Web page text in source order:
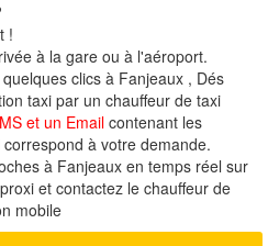
!
à la gare ou à l'aéroport.
clics à Fanjeaux , Dés
taxi par un chauffeur de taxi
et un Email contenant les
à votre demande.
à Fanjeaux en temps réel sur
et contactez le chauffeur de
mobile